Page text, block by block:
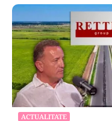
ACTUALITATE